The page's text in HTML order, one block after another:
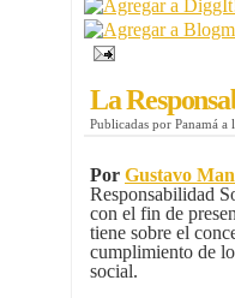
La
Publicadas por Panamá a
Por Gustavo
Responsabilidad
con el fin de
tiene sobre el
cumplimiento de
social.